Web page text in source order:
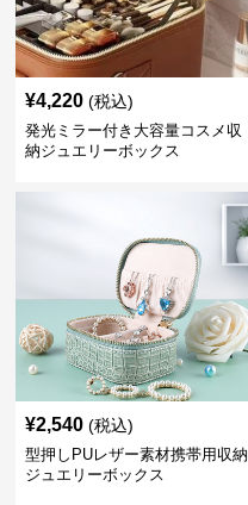
¥4,220 (税込)
発光ミラー付き大容量コスメ収
納ジュエリーボックス
¥2,540 (税込)
型押しPUレザー素材携帯用収納
ジュエリーボックス